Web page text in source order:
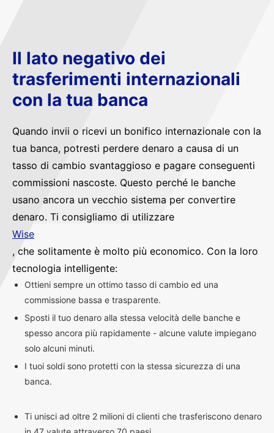
Il lato negativo dei
trasferimenti internazionali
con la tua banca
Quando invii o ricevi un bonifico internazionale con la
tua banca, potresti perdere denaro a causa di un
tasso di cambio svantaggioso e pagare conseguenti
commissioni nascoste. Questo perché le banche
usano ancora un vecchio sistema per convertire
denaro. Ti consigliamo di utilizzare
Wise
, che solitamente è molto più economico. Con la loro
tecnologia intelligente:
Ottieni sempre un ottimo tasso di cambio ed una
commissione bassa e trasparente.
Sposti il tuo denaro alla stessa velocità delle banche e
spesso ancora più rapidamente - alcune valute impiegano
solo alcuni minuti.
I tuoi soldi sono protetti con la stessa sicurezza di una
banca.
Ti unisci ad oltre 2 milioni di clienti che trasferiscono denaro